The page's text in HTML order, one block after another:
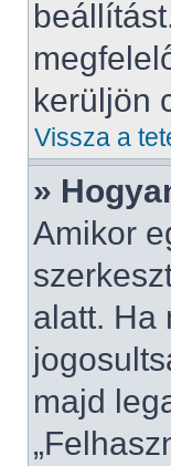
kerüljön
Vissza a
»
Amikor
alatt. Ha
majd